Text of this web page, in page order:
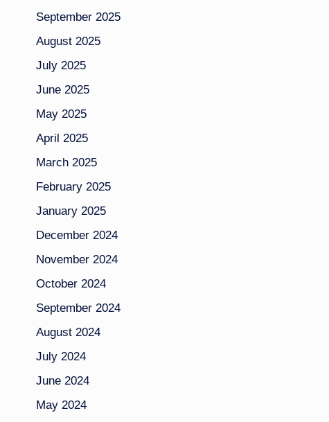
September 2025
August 2025
July 2025
June 2025
May 2025
April 2025
March 2025
February 2025
January 2025
December 2024
November 2024
October 2024
September 2024
August 2024
July 2024
June 2024
May 2024